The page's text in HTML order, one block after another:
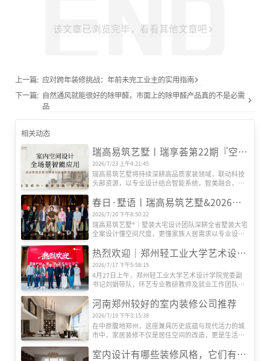
该文章已浏览完毕，看看其他文章吧
上一篇: 应对跨年装修挑战：年前未完工业主的实用指南
下一篇:
自然通风就能很好的除甲醛，市面上的除甲醛产品真的不是必需
品
相关动态
瑞高易筑艺墅丨瑞享荟第22期『空间智能场景』研发会圆满举办
2026/7/23 上午4:21:45
瑞高易筑艺墅将持续深耕高品质家装领域，联动科技
头部资源，以专业设计结合智能系统，智美融合，打
春日·墅语丨瑞高易筑艺墅&2026墅装大宅美学设计交流体验会
2026/7/20 下午8:50:22
瑞高易筑艺墅®｜墅装大宅设计团队深耕全省墅装大宅
全案设计懂空间尺度，更懂家族人居需求以专业设计
合，为每一位业主定制专属的墅装大宅方案。
热烈欢迎｜郑州轻工业大学艺术设计学院刘副书记一行莅临瑞高易筑艺墅考察指导
2026/7/17 下午5:58:15
4月27日上午，郑州轻工业大学艺术设计学院党委副
书记刘娟带队，环艺专业教研教师及就业工作团队一
炬斌、郑州轻工业大学优秀毕业生代表、瑞高艺墅高
河南郑州较好的室内装修公司推荐
2026/7/19 下午3:15:38
在中原腹地郑州，这座兼具历史底蕴与现代活力的城
市中，家居装修不仅是居住空间的改造，更是生活品
择一家既能满足个性化需求，又能提供专业服务的装
室内设计有哪些装修风格，它们有什么特色